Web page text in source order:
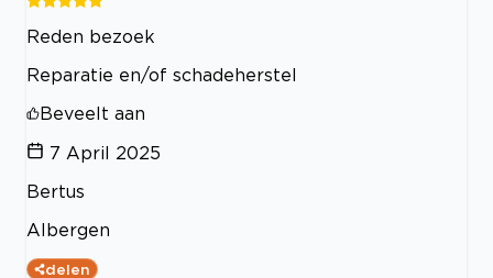
Reden bezoek
Reparatie en/of schadeherstel
Beveelt aan
7 April 2025
Bertus
Albergen
delen